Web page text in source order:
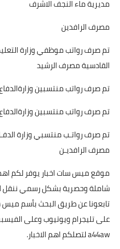
مديرية ماء النجف الاشرف
مصرف الرافدين
تم صرف رواتب موظفي وزارة
القادسية مصرف الرشيد
تم صرف رواتب منتسبين وزارةالدفاع فرقة ٢
تم صرف رواتب منتسبين وزارةالدفاع فرقة ٢٠
تم صرف رواتـب منتسبي وزارة
مصرف الرافديـن
موقع ميس سات اخبار يوفر لكم اهم
شاملة وحصرية بشكل رسمي ننقل
تابعونا عن طريق البحث بأسم ميس
على تليجرام ويوتيوب وعلى
a44aw لتصلكم اهم الاخبار.